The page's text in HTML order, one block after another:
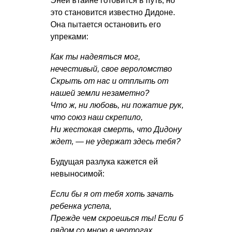
это становится известно Дидоне.
Она пытается остановить его
упреками:
Как ты надеяться мог,
нечестивый, свое вероломство
Скрыть от нас и отплыть от
нашей земли незаметно?
Что ж, ни любовь, ни пожатие рук,
что союз наш скрепило,
Ни жестокая смерть, что Дидону
ждет, — не удержат здесь тебя?
Будущая разлука кажется ей
невыносимой:
Если бы я от тебя хоть зачать
ребенка успела,
Прежде чем скроешься ты! Если б
рядом со мною в чертогах